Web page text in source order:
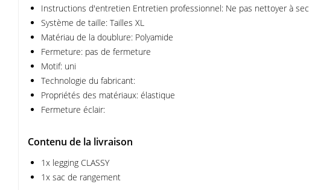
Instructions d'entretien Entretien professionnel: Ne pas nettoyer à sec
Système de taille: Tailles XL
Matériau de la doublure: Polyamide
Fermeture: pas de fermeture
Motif: uni
Technologie du fabricant:
Propriétés des matériaux: élastique
Fermeture éclair:
Contenu de la livraison
1x legging CLASSY
1x sac de rangement